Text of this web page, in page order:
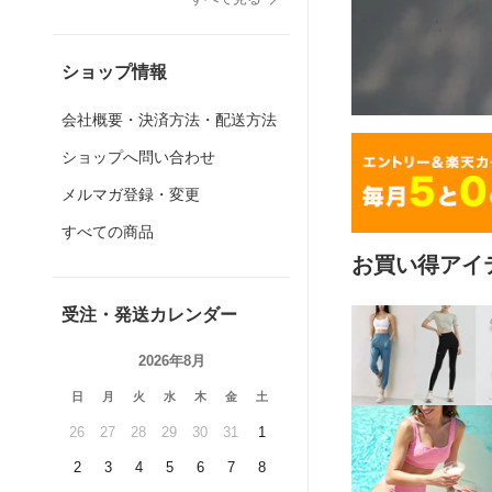
ショップ情報
会社概要・決済方法・配送方法
ショップへ問い合わせ
メルマガ登録・変更
すべての商品
受注・発送カレンダー
2026年8月
日 月 火 水 木 金 土
26 27 28 29 30 31 1
2 3 4 5 6 7 8
お買い得アイ